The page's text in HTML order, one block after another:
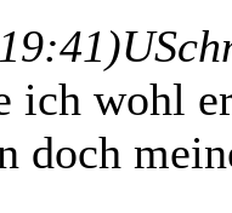
ich wohl
doch